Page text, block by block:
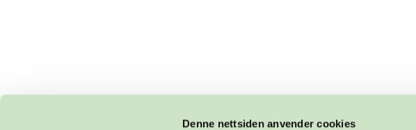
Denne nettsiden anvender cookies